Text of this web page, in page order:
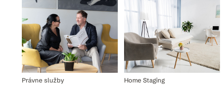
Právne služby Home Staging